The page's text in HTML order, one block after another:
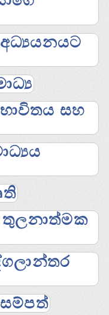
සහ
තුලනාත්මක